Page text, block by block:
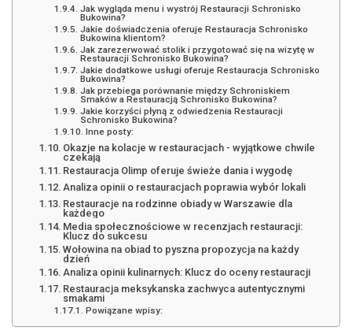
Jak wygląda menu i wystrój Restauracji Schronisko
Bukowina?
Jakie doświadczenia oferuje Restauracja Schronisko
Bukowina klientom?
Jak zarezerwować stolik i przygotować się na wizytę w
Restauracji Schronisko Bukowina?
Jakie dodatkowe usługi oferuje Restauracja Schronisko
Bukowina?
Jak przebiega porównanie między Schroniskiem
Smaków a Restauracją Schronisko Bukowina?
Jakie korzyści płyną z odwiedzenia Restauracji
Schronisko Bukowina?
Inne posty:
Okazje na kolacje w restauracjach - wyjątkowe chwile
czekają
Restauracja Olimp oferuje świeże dania i wygodę
Analiza opinii o restauracjach poprawia wybór lokali
Restauracje na rodzinne obiady w Warszawie dla
każdego
Media społecznościowe w recenzjach restauracji:
Klucz do sukcesu
Wołowina na obiad to pyszna propozycja na każdy
dzień
Analiza opinii kulinarnych: Klucz do oceny restauracji
Restauracja meksykanska zachwyca autentycznymi
smakami
Powiązane wpisy: